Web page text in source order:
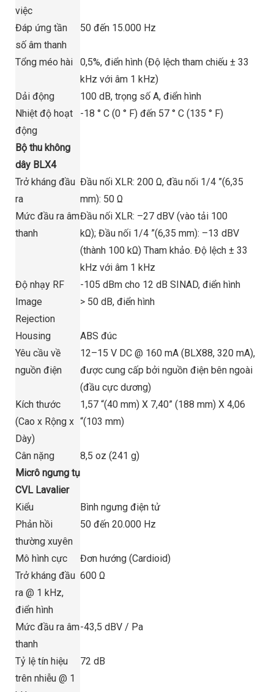
việc
Đáp ứng tần
số âm thanh
50 đến 15.000 Hz
Tổng méo hài
0,5%, điển hình (Độ lệch tham chiếu ± 33
kHz với âm 1 kHz)
Dải động
100 dB, trọng số A, điển hình
Nhiệt độ hoạt
động
-18 ° C (0 ° F) đến 57 ° C (135 ° F)
Bộ thu không
dây BLX4
Trở kháng đầu
ra
Đầu nối XLR: 200 Ω, đầu nối 1/4 ”(6,35
mm): 50 Ω
Mức đầu ra âm
thanh
Đầu nối XLR: –27 dBV (vào tải 100
kΩ); Đầu nối 1/4 ”(6,35 mm): –13 dBV
(thành 100 kΩ) Tham khảo. Độ lệch ± 33
kHz với âm 1 kHz
Độ nhạy RF
-105 dBm cho 12 dB SINAD, điển hình
Image
Rejection
> 50 dB, điển hình
Housing
ABS đúc
Yêu cầu về
nguồn điện
12–15 V DC @ 160 mA (BLX88, 320 mA),
được cung cấp bởi nguồn điện bên ngoài
(đầu cực dương)
Kích thước
(Cao x Rộng x
Dày)
1,57 “(40 mm) X 7,40” (188 mm) X 4,06
“(103 mm)
Cân nặng
8,5 oz (241 g)
Micrô ngưng tụ
CVL Lavalier
Kiểu
Bình ngưng điện tử
Phản hồi
thường xuyên
50 đến 20.000 Hz
Mô hình cực
Đơn hướng (Cardioid)
Trở kháng đầu
ra @ 1 kHz,
điển hình
600 Ω
Mức đầu ra âm
thanh
-43,5 dBV / Pa
Tỷ lệ tín hiệu
trên nhiễu @ 1
72 dB